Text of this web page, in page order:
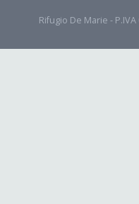
Rifugio De Marie -